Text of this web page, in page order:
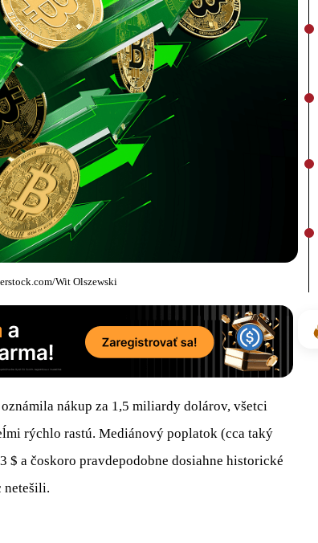
Wit Olszewski
nákup za 1,5 miliardy dolárov, všetci
rýchlo rastú. Mediánový poplatok (cca taký
a čoskoro pravdepodobne dosiahne historické
netešili.